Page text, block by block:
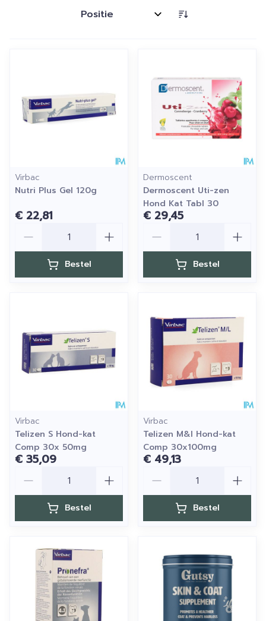
Sorteer op:
Virbac
Nutri Plus Gel 120g
€ 22,81
Bestel
Dermoscent
Dermoscent Uti-zen
Hond Kat Tabl 30
€ 29,45
Bestel
Virbac
Telizen S Hond-kat
Comp 30x 50mg
€ 35,09
Bestel
Virbac
Telizen M&l Hond-kat
Comp 30x100mg
€ 49,13
Bestel